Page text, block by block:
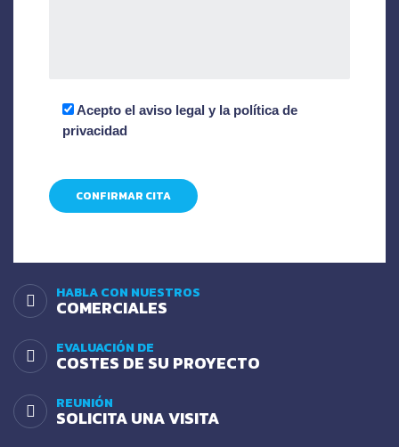
Acepto el aviso legal y la política de
privacidad
HABLA CON NUESTROS
COMERCIALES
EVALUACIÓN DE
COSTES DE SU PROYECTO
REUNIÓN
SOLICITA UNA VISITA